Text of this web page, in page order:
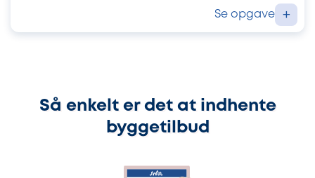
Se opgave +
Så enkelt er det at indhente
byggetilbud